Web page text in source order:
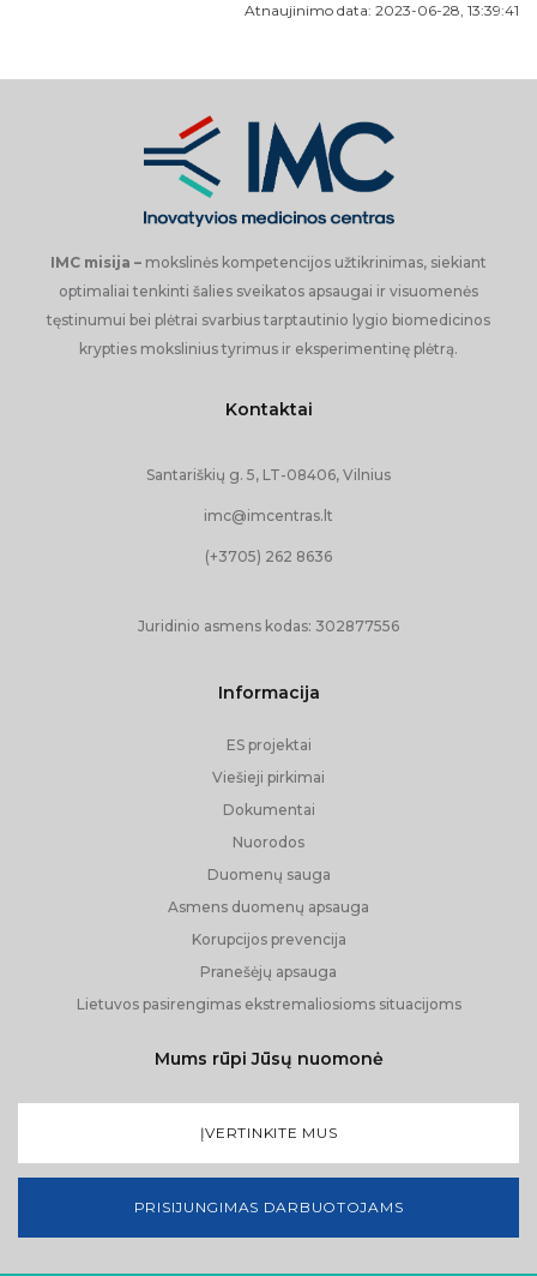
Atnaujinimo data: 2023-06-28, 13:39:41
IMC misija – mokslinės kompetencijos užtikrinimas, siekiant
optimaliai tenkinti šalies sveikatos apsaugai ir visuomenės
tęstinumui bei plėtrai svarbius tarptautinio lygio biomedicinos
krypties mokslinius tyrimus ir eksperimentinę plėtrą.
Kontaktai
Santariškių g. 5, LT-08406, Vilnius
imc@imcentras.lt
(+3705) 262 8636
Juridinio asmens kodas: 302877556
Informacija
ES projektai
Viešieji pirkimai
Dokumentai
Nuorodos
Duomenų sauga
Asmens duomenų apsauga
Korupcijos prevencija
Pranešėjų apsauga
Lietuvos pasirengimas ekstremaliosioms situacijoms
Mums rūpi Jūsų nuomonė
ĮVERTINKITE MUS
PRISIJUNGIMAS DARBUOTOJAMS